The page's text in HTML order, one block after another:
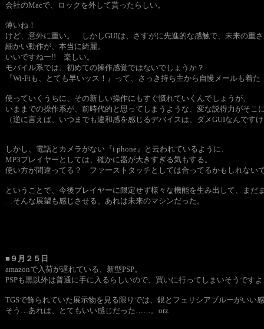
会社のMacで、ロックを外して貰ったらしい。
薄いね！
けど、意外に重い。 しかしGUIは、さすがに先進的な感触で、未来の
細かい動作が、本当に綺麗。
いいですねー!! 楽しい。
モバイル系では、初めての操作感覚ではないでしょうか？
『Wi-Fiも、とても早いッス！』って、さっき持ち主から自慢メールも着た
使っていくうちに、その新しい操作にもすぐ慣れていくんでしょうが、
いままでの操作系が、前時代的と思ってしまうような、変な説得力がそこ
（逆に言えば、いつまでも違和感を感じるデバイスは、ダメGUIなんです
しかし、電話とカメラがない『i phone』と云われているように、
MP3プレイヤーとしては、確かに器が大きすぎる気もする。
使い方が間違ってる？ ファーストタッチとしては合ってるかもしれない
ということで、今後プレイヤーに限定せず様々な機能を生み出して、まだ
…そんな展望も感じさせる、あれは未来のマシンだった。
■９月２５日
amazonで入荷が遅れている、新型PSP。
PSPも黒以外は普通に手に入るらしいので、買いに行ってしまいそうです
TGSで飾られていた展示物を見る限りでは、銀とフェリシアブルーがいい
そう…あれは、とてもいい感じだった……。orz